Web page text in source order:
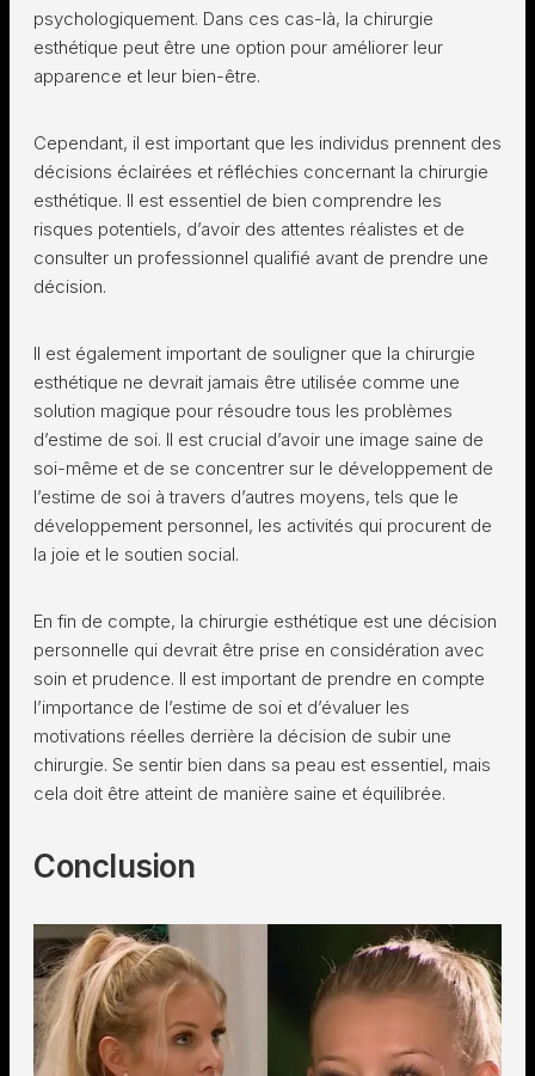
psychologiquement. Dans ces cas-là, la chirurgie
esthétique peut être une option pour améliorer leur
apparence et leur bien-être.
Cependant, il est important que les individus prennent des
décisions éclairées et réfléchies concernant la chirurgie
esthétique. Il est essentiel de bien comprendre les
risques potentiels, d’avoir des attentes réalistes et de
consulter un professionnel qualifié avant de prendre une
décision.
Il est également important de souligner que la chirurgie
esthétique ne devrait jamais être utilisée comme une
solution magique pour résoudre tous les problèmes
d’estime de soi. Il est crucial d’avoir une image saine de
soi-même et de se concentrer sur le développement de
l’estime de soi à travers d’autres moyens, tels que le
développement personnel, les activités qui procurent de
la joie et le soutien social.
En fin de compte, la chirurgie esthétique est une décision
personnelle qui devrait être prise en considération avec
soin et prudence. Il est important de prendre en compte
l’importance de l’estime de soi et d’évaluer les
motivations réelles derrière la décision de subir une
chirurgie. Se sentir bien dans sa peau est essentiel, mais
cela doit être atteint de manière saine et équilibrée.
Conclusion